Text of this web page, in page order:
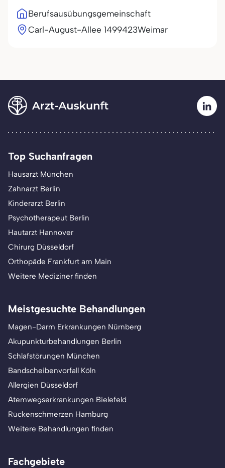
Berufsausübungsgemeinschaft
Carl-August-Allee 1499423Weimar
Top Suchanfragen
Hausarzt München
Zahnarzt Berlin
Kinderarzt Berlin
Psychotherapeut Berlin
Hautarzt Hannover
Chirurg Düsseldorf
Orthopäde Frankfurt am Main
Weitere Mediziner finden
Meistgesuchte Behandlungen
Magen-Darm Erkrankungen Nürnberg
Akupunkturbehandlungen Berlin
Schlafstörungen München
Bandscheibenvorfall Köln
Allergien Düsseldorf
Atemwegserkrankungen Bielefeld
Rückenschmerzen Hamburg
Weitere Behandlungen finden
Fachgebiete